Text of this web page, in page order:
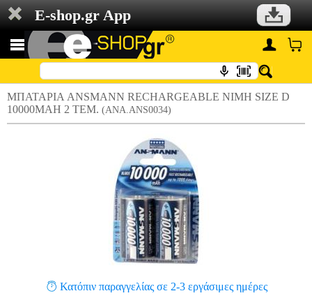
E-shop.gr App
ΜΠΑΤΑΡΙΑ ANSMANN RECHARGEABLE NIMH SIZE D
10000MAH 2 ΤΕΜ. (ANA.ANS0034)
Κατόπιν παραγγελίας σε 2-3 εργάσιμες ημέρες